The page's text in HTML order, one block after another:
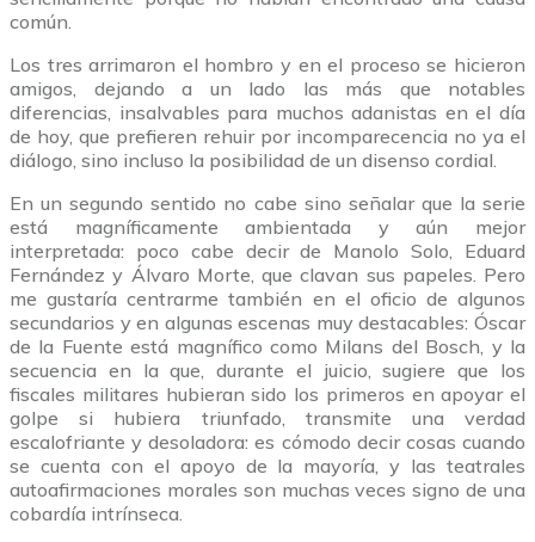
común.
Los tres arrimaron el hombro y en el proceso se hicieron
amigos, dejando a un lado las más que notables
diferencias, insalvables para muchos adanistas en el día
de hoy, que prefieren rehuir por incomparecencia no ya el
diálogo, sino incluso la posibilidad de un disenso cordial.
En un segundo sentido no cabe sino señalar que la serie
está magníficamente ambientada y aún mejor
interpretada: poco cabe decir de Manolo Solo, Eduard
Fernández y Álvaro Morte, que clavan sus papeles. Pero
me gustaría centrarme también en el oficio de algunos
secundarios y en algunas escenas muy destacables: Óscar
de la Fuente está magnífico como Milans del Bosch, y la
secuencia en la que, durante el juicio, sugiere que los
fiscales militares hubieran sido los primeros en apoyar el
golpe si hubiera triunfado, transmite una verdad
escalofriante y desoladora: es cómodo decir cosas cuando
se cuenta con el apoyo de la mayoría, y las teatrales
autoafirmaciones morales son muchas veces signo de una
cobardía intrínseca.